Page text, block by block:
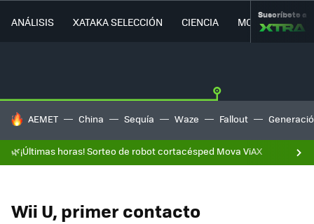
ANÁLISIS XATAKA SELECCIÓN CIENCIA MOVILIDAD
Suscríbete a
HOY SE HABLA DE
AEMET China Sequía Waze Fallout
🌿¡Últimas horas! Sorteo de robot cortacésped Mova ViAX
Wii U, primer contacto